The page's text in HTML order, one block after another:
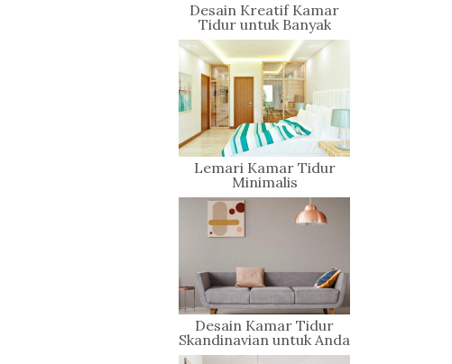
Desain Kreatif Kamar
Tidur untuk Banyak
Orang
Lemari Kamar Tidur
Minimalis
Desain Kamar Tidur
Skandinavian untuk Anda
yang Berjiwa Minimalis